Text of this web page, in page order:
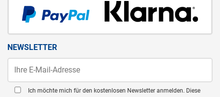
NEWSLETTER
Ich möchte mich für den kostenlosen Newsletter anmelden. Diese